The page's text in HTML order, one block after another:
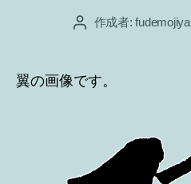
投 作成者:fudemojiya
翼の画像です。